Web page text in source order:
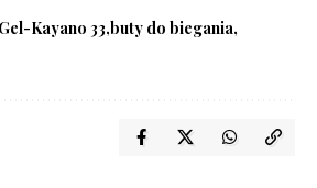
Kayano 33 buty do biegania